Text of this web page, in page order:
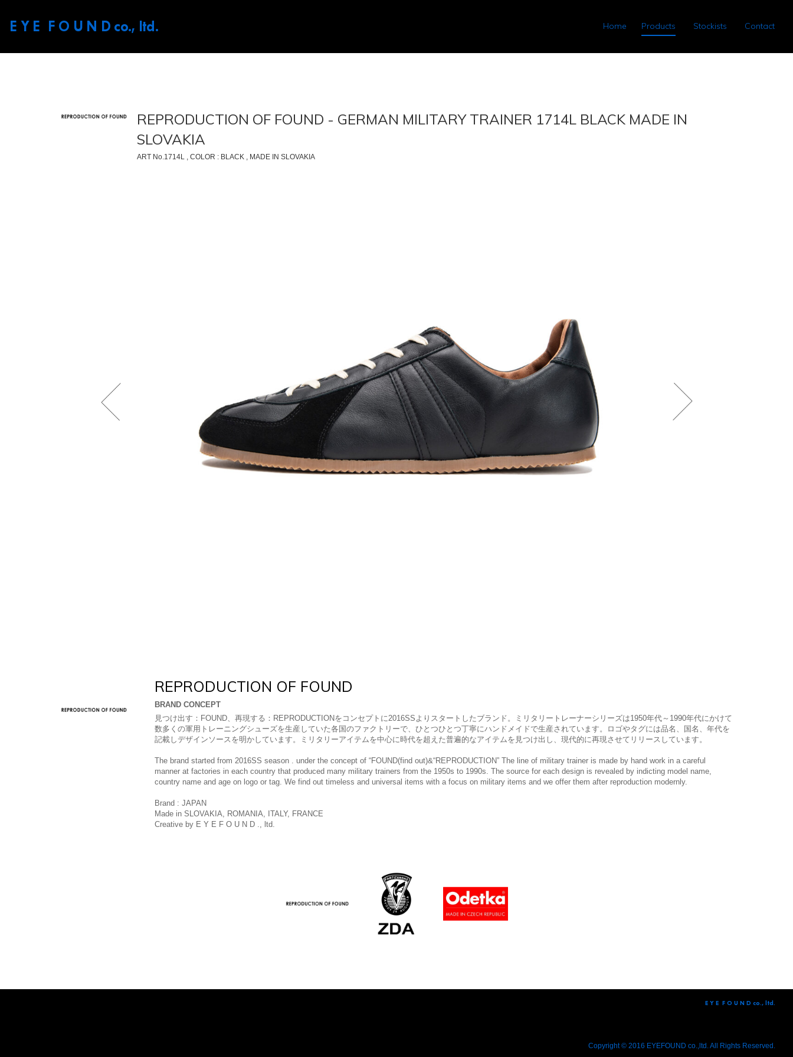
E Y E F O U N D co., ltd. Home Products Stockists Contact
REPRODUCTION OF FOUND - GERMAN MILITARY TRAINER 1714L BLACK MADE IN
SLOVAKIA
ART No.1714L , COLOR : BLACK , MADE IN SLOVAKIA
REPRODUCTION OF FOUND
BRAND CONCEPT
見つけ出す：FOUND、再現する：REPRODUCTIONをコンセプトに2016SSよりスタートしたブランド。ミリタリートレーナーシリーズは1950年代～1990年代にかけて
数多くの軍用トレーニングシューズを生産していた各国のファクトリーで、ひとつひとつ丁寧にハンドメイドで生産されています。ロゴやタグには品名、国名、年代を
記載しデザインソースを明かしています。ミリタリーアイテムを中心に時代を超えた普遍的なアイテムを見つけ出し、現代的に再現させてリリースしています。
The brand started from 2016SS season . under the concept of “FOUND(find out)&“REPRODUCTION” The line of military trainer is made by hand work in a careful
manner at factories in each country that produced many military trainers from the 1950s to 1990s. The source for each design is revealed by indicting model name,
country name and age on logo or tag. We find out timeless and universal items with a focus on military items and we offer them after reproduction modernly.
Brand : JAPAN
Made in SLOVAKIA, ROMANIA, ITALY, FRANCE
Creative by E Y E F O U N D ., ltd.
E Y E F O U N D co., ltd.
Copyright © 2016 EYEFOUND co.,ltd. All Rights Reserved.